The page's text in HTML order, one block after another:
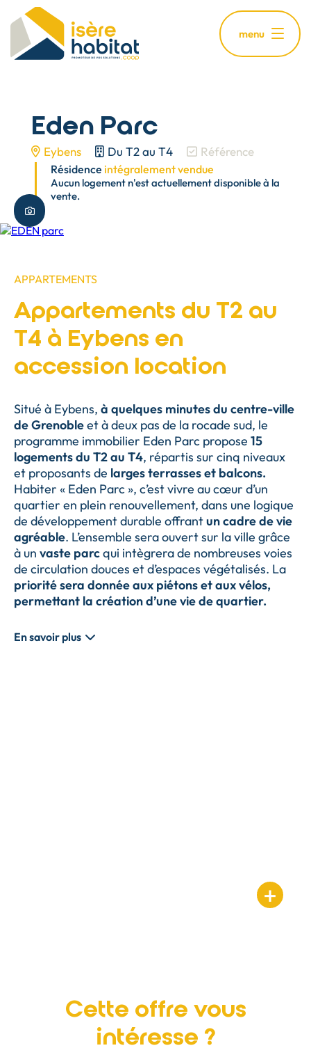
au
contenu
principal
menu
Eden Parc
Eybens Du T2 au T4 Référence
Résidence intégralement vendue
Aucun logement n'est actuellement disponible à la
vente.
Plus de photos
APPARTEMENTS
Appartements du T2 au
T4 à Eybens en
accession location
Situé à Eybens, à quelques minutes du centre-ville
de Grenobleet à deux pas de la rocade sud, le
programme immobilier Eden Parc propose 15
logements du T2 au T4, répartis sur cinq niveaux
et proposants de larges terrasses et balcons.
Habiter « Eden Parc », c’est vivre au cœur d’un
quartier en plein renouvellement, dans une logique
de développement durable offrantun cadre de vie
agréable. L’ensemble sera ouvert sur la ville grâce
à un vaste parcqui intègrera de nombreuses voies
de circulation douces et d’espaces végétalisés. La
priorité sera donnée aux piétons et aux vélos,
permettant la création d’une vie de quartier.
En savoir plus
Cette offre vous
intéresse ?